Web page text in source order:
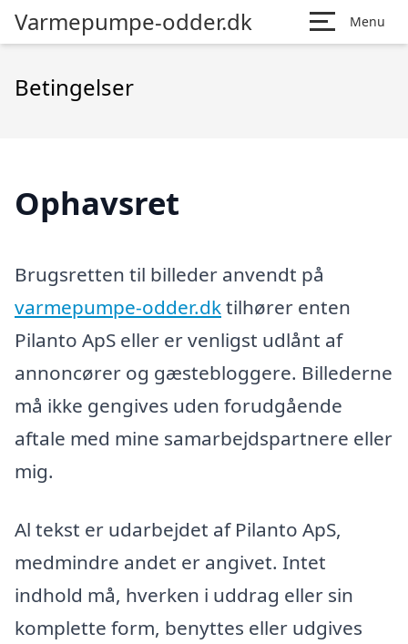
Varmepumpe-odder.dk Menu
Betingelser
Ophavsret
Brugsretten til billeder anvendt på
varmepumpe-odder.dktilhører enten
Pilanto ApS eller er venligst udlånt af
annoncører og gæstebloggere. Billederne
må ikke gengives uden forudgående
aftale med mine samarbejdspartnere eller
mig.
Al tekst er udarbejdet af Pilanto ApS,
medmindre andet er angivet. Intet
indhold må, hverken i uddrag eller sin
komplette form, benyttes eller udgives